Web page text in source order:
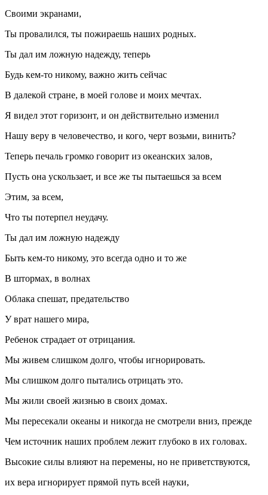
Своими экранами,
Ты провалился, ты пожираешь наших родных.
Ты дал им ложную надежду, теперь
Будь кем-то никому, важно жить сейчас
В далекой стране, в моей голове и моих мечтах.
Я видел этот горизонт, и он действительно изменил
Нашу веру в человечество, и кого, черт возьми, винить?
Теперь печаль громко говорит из океанских залов,
Пусть она ускользает, и все же ты пытаешься за всем
Этим, за всем,
Что ты потерпел неудачу.
Ты дал им ложную надежду
Быть кем-то никому, это всегда одно и то же
В штормах, в волнах
Облака спешат, предательство
У врат нашего мира,
Ребенок страдает от отрицания.
Мы живем слишком долго, чтобы игнорировать.
Мы слишком долго пытались отрицать это.
Мы жили своей жизнью в своих домах.
Мы пересекали океаны и никогда не смотрели вниз, прежде
Чем источник наших проблем лежит глубоко в их головах.
Высокие силы влияют на перемены, но не приветствуются,
их вера игнорирует прямой путь всей науки,